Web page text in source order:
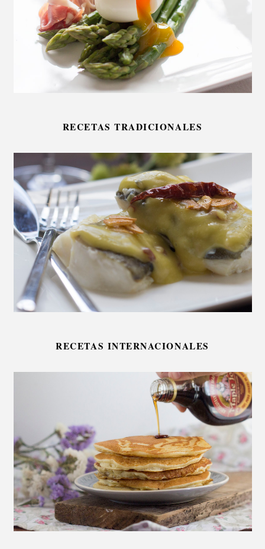
RECETAS TRADICIONALES
RECETAS INTERNACIONALES